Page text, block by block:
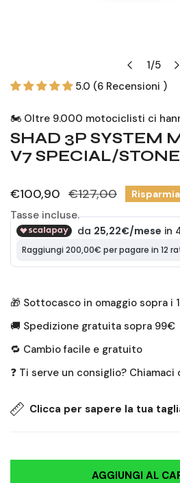
1/5
5.0 (6 Recensioni )
🏍️ Oltre 9.000 motociclisti ci
SHAD 3P SYSTEM
V7 SPECIAL/
Prezzo
di
vendita
€100,90
Prezzo
regolare
€127,00 Risparmia
Tasse incluse.
🎁 Sottocasco in omaggio sopra i
🚚 Spedizione gratuita sopra 99€
🔁 Cambio facile e gratuito
❓ Ti serve un consiglio?
Clicca per sapere la tua
Non sono disponibili dati sulle
AGGIUNGI AL